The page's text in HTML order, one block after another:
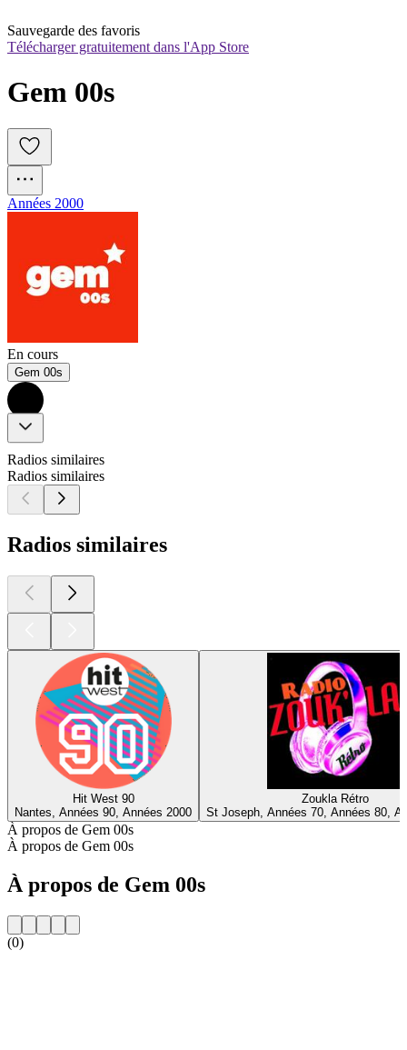
Sauvegarde des favoris
Télécharger gratuitement dans l'App Store
Gem 00s
Années 2000
En cours
Gem 00s
Radios similaires
Radios similaires
Radios similaires
Hit West 90
Nantes, Années 90, Années 2000
Zoukla Rétro
St Joseph, Années 70, Années 80,
À propos de Gem 00s
À propos de Gem 00s
À propos de Gem 00s
(0)